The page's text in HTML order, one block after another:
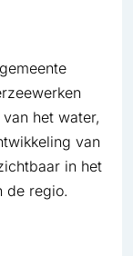
het water,
van
in het
de regio.